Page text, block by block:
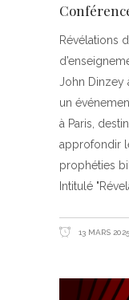
Révélations
John Dinzey
un
à Paris,
approfondir
prophéties
Intitulé
13 MARS 2025